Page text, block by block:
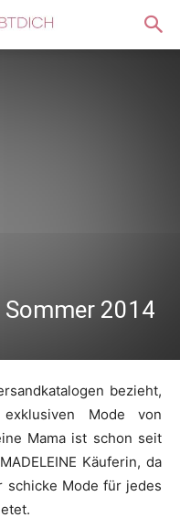
Sommer 2014
bezieht,
Mode von
Mama ist schon seit
Käuferin, da
schicke Mode für jedes